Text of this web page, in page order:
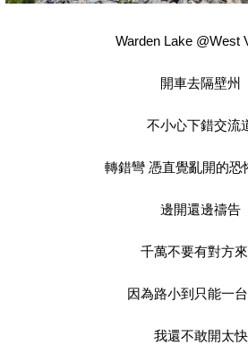
Warden Lake @West
開車去隔壁州
不小心下錯交流
轉錯彎 憑直覺亂開的恐
邊開還邊禱告
千萬不要有對方
因為路小到只能一
我還不敢開太快